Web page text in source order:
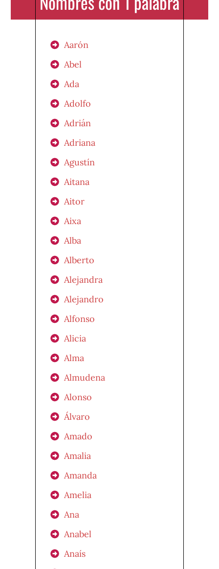
Aarón
Abel
Ada
Adolfo
Adrián
Adriana
Agustín
Aitana
Aitor
Aixa
Alba
Alberto
Alejandra
Alejandro
Alfonso
Alicia
Alma
Almudena
Alonso
Álvaro
Amado
Amalia
Amanda
Amelia
Ana
Anabel
Anaís